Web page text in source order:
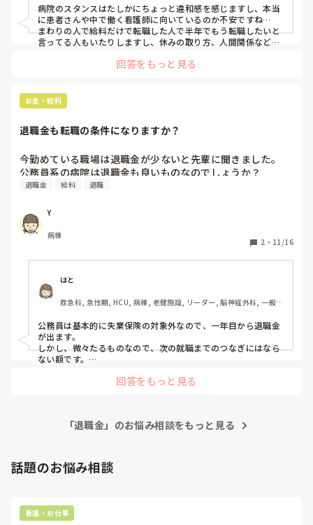
いるのですが、当番医で入院もバンバン入りますし人手の少
ないこの体制で子供たちの安全すらも保障できないような環
境で看護を続けることにも疑問でした。付き添い家族がいる
る（大学病院だから）とのことで、病棟の状況も考えずに理
  転職活動自体が初めてで、最近転職サイトにも登録し、転
職先を探しているところです。転職先を検討する上で、給与
も重要だと考えています。転職の経験のある方で、情報収集
転職に至ったのか等もお聞きしたいです。
病院のスタンスはたしかにちょっと違和感を感じますし、本当
に患者さんや中で働く看護師に向いているのか不安ですね…
まわりの人で給料だけで転職した人で半年でもう転職したいと
言ってる人もいたりしますし、休みの取り方、人間関係なども
ナスコミさんは病院の口コミが乗ってるので、使ってみると役
回答をもっと見る
お金・給料
退職金も転職の条件になりますか？
今勤めている職場は退職金が少ないと先輩に聞きました。
公務員系の病院は退職金も良いものなのでしょうか？
退職金 給料 退職
Y
病棟
2 ・ 11/16
はと
救急科, 急性期, HCU, 病棟, 老健施設, リーダー, 脳神経外科, 一般病
公務員は基本的に失業保険の対象外なので、一年目から退職金
が出ます。
しかし、微々たるものなので、次の就職までのつなぎにはなら
ない額です。
てくると思うので、具体的な相場が確認できると思います。
回答をもっと見る
「退職金」のお悩み相談をもっと見る
話題のお悩み相談
看護・お仕事